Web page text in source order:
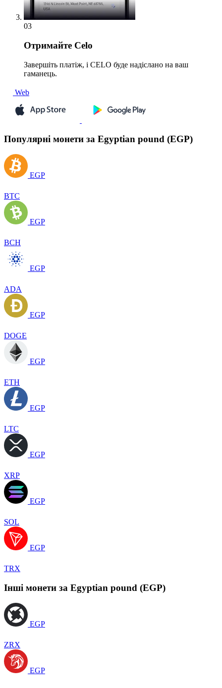
03
Отримайте Celo
Завершіть платіж, і CELO буде надіслано на ваш
гаманець.
Web
Популярні монети за Egyptian pound (EGP)
EGP
BTC
EGP
BCH
EGP
ADA
EGP
DOGE
EGP
ETH
EGP
LTC
EGP
XRP
EGP
SOL
EGP
TRX
Інші монети за Egyptian pound (EGP)
EGP
ZRX
EGP